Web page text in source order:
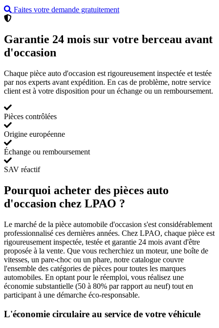
Faites votre demande gratuitement
Garantie 24 mois sur votre berceau avant
d'occasion
Chaque pièce auto d'occasion est rigoureusement inspectée et testée
par nos experts avant expédition. En cas de problème, notre service
client est à votre disposition pour un échange ou un remboursement.
Pièces contrôlées
Origine européenne
Échange ou remboursement
SAV réactif
Pourquoi acheter des pièces auto
d'occasion chez LPAO ?
Le marché de la pièce automobile d'occasion s'est considérablement
professionnalisé ces dernières années. Chez LPAO, chaque pièce est
rigoureusement inspectée, testée et garantie 24 mois avant d'être
proposée à la vente. Que vous recherchiez un moteur, une boîte de
vitesses, un pare-choc ou un phare, notre catalogue couvre
l'ensemble des catégories de pièces pour toutes les marques
automobiles. En optant pour le réemploi, vous réalisez une
économie substantielle (50 à 80% par rapport au neuf) tout en
participant à une démarche éco-responsable.
L'économie circulaire au service de votre véhicule